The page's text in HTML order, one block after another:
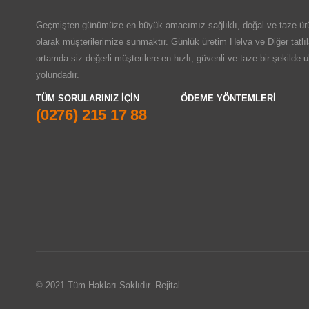
Geçmişten günümüze en büyük amacımız sağlıklı, doğal ve taze
olarak müşterilerimize sunmaktır. Günlük üretim Helva ve Diğer
ortamda siz değerli müşterilere en hızlı, güvenli ve taze bir şekilde
yolundadır.
TÜM SORULARINIZ IÇIN
(0276) 215 17 88
ÖDEME YÖNTEMLERI
© 2021 Tüm Hakları Saklıdır. Rejital